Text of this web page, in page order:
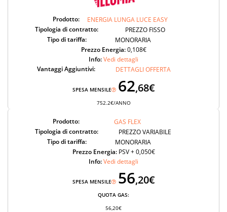
Prodotto:
ENERGIA LUNGA LUCE EASY
Tipologia di contratto:
PREZZO FISSO
Tipo di tariffa:
MONORARIA
Prezzo Energia:0,108€
Info:Vedi dettagli
Vantaggi Aggiuntivi:
DETTAGLI OFFERTA
SPESA MENSILE 62,68€
752.2€/ANNO
Prodotto:
GAS FLEX
Tipologia di contratto:
PREZZO VARIABILE
Tipo di tariffa:
MONORARIA
Prezzo Energia: PSV + 0,050€
Info:Vedi dettagli
SPESA MENSILE 56,20€
QUOTA GAS:
56,20€